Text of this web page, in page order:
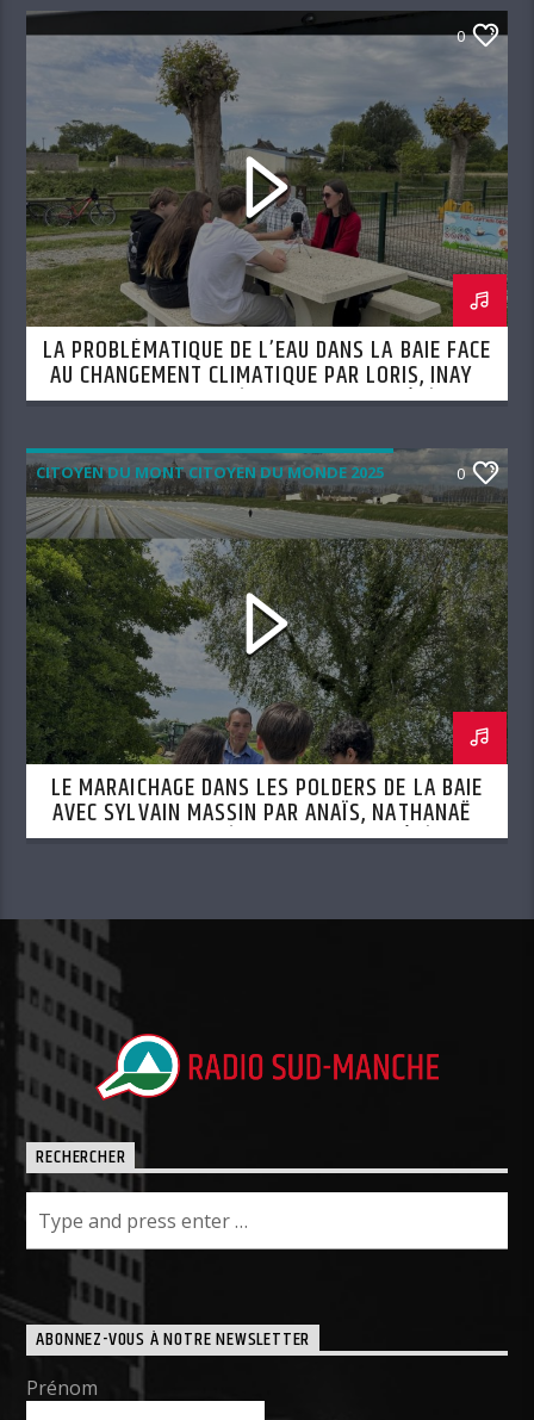
0
LA PROBLÉMATIQUE DE L’EAU DANS LA BAIE FACE
AU CHANGEMENT CLIMATIQUE PAR LORIS, INAYA
ET LYSSANDRE (SEMAINE DU 6 AOÛT)
CITOYEN DU MONT CITOYEN DU MONDE 2025 0
LE MARAICHAGE DANS LES POLDERS DE LA BAIE
AVEC SYLVAIN MASSIN PAR ANAÏS, NATHANAËL
ET MOHAMED (SEMAINE DU 13 AOÛT)
RECHERCHER
ABONNEZ-VOUS À NOTRE NEWSLETTER
Prénom